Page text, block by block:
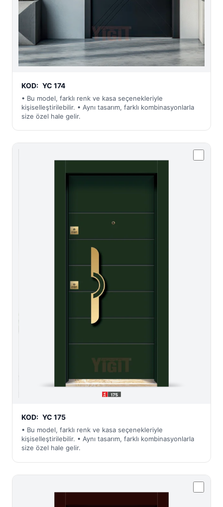
KOD: YC 174
• Bu model, farklı renk ve kasa seçenekleriyle
kişiselleştirilebilir. • Aynı tasarım, farklı kombinasyonlarla
size özel hale gelir.
KOD: YC 175
• Bu model, farklı renk ve kasa seçenekleriyle
kişiselleştirilebilir. • Aynı tasarım, farklı kombinasyonlarla
size özel hale gelir.